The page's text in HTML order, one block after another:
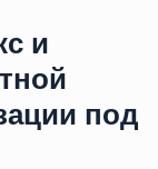
и
под